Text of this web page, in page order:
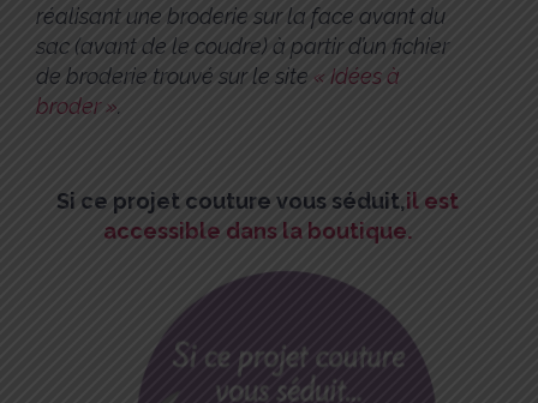
réalisant une broderie sur la face avant du
sac (avant de le coudre) à partir d’un fichier
de broderie trouvé sur le site « Idées à
broder ».
Si ce projet couture vous séduit,il est
accessible dans la boutique.